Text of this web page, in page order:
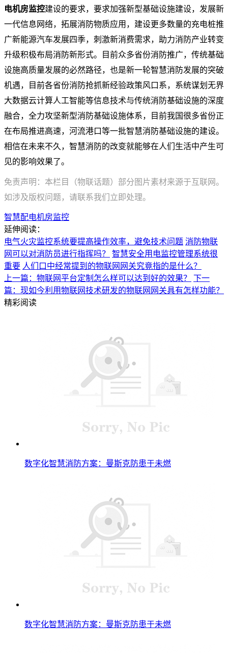
电机房监控建设的要求，要求加强新型基础设施建设，发展新
一代信息网络，拓展消防物质应用，建设更多数量的充电桩推
广新能源汽车发展四季，刺激新消费需求，助力消防产业转变
升级积极布局消防新形式。目前众多省份消防推广，传统基础
设施高质量发展的必然路径，也是新一轮智慧消防发展的突破
机遇，目前各省份消防抢抓新经验政策风口系，系统谋划无界
大数据云计算人工智能等信息技术与传统消防基础设施的深度
融合，全力攻坚新型消防基础设施体系，目前我国很多省份正
在布局推进高速，河流港口等一批智慧消防基础设施的建设。
相信在未来不久，智慧消防的改变就能够在人们生活中产生可
见的影响效果了。
免责声明：本栏目（物联话题）部分图片素材来源于互联网。
如涉及版权问题，请联系我们立即处理。
智慧配电机房监控
延伸阅读：
电气火灾监控系统要提高操作效率，避免技术问题 消防物联
网可以对消防员进行指挥吗？
智慧安全用电监控管理系统很
重要 人们口中经常提到的物联网网关究竟指的是什么？
上一篇：物联网平台定制怎么样可以达到好的效果？
下一
篇：现如今利用物联网技术研发的物联网网关具有怎样功能？
精彩阅读
数字化智慧消防方案：曼斯克防患于未燃
数字化智慧消防方案：曼斯克防患于未燃